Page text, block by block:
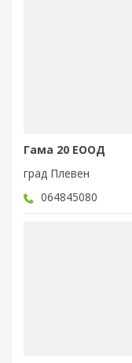
Гама 20 ЕООД
град Плевен
064845080